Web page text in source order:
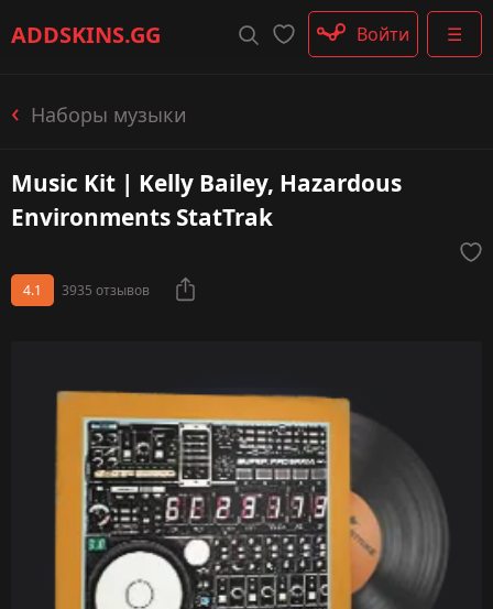
ADDSKINS.GG ☰
Пистолеты-пулемёты
Перчатки
Войти
Наборы музыки
Music Kit | Kelly Bailey, Hazardous
Environments StatTrak
4.1 3935 отзывов